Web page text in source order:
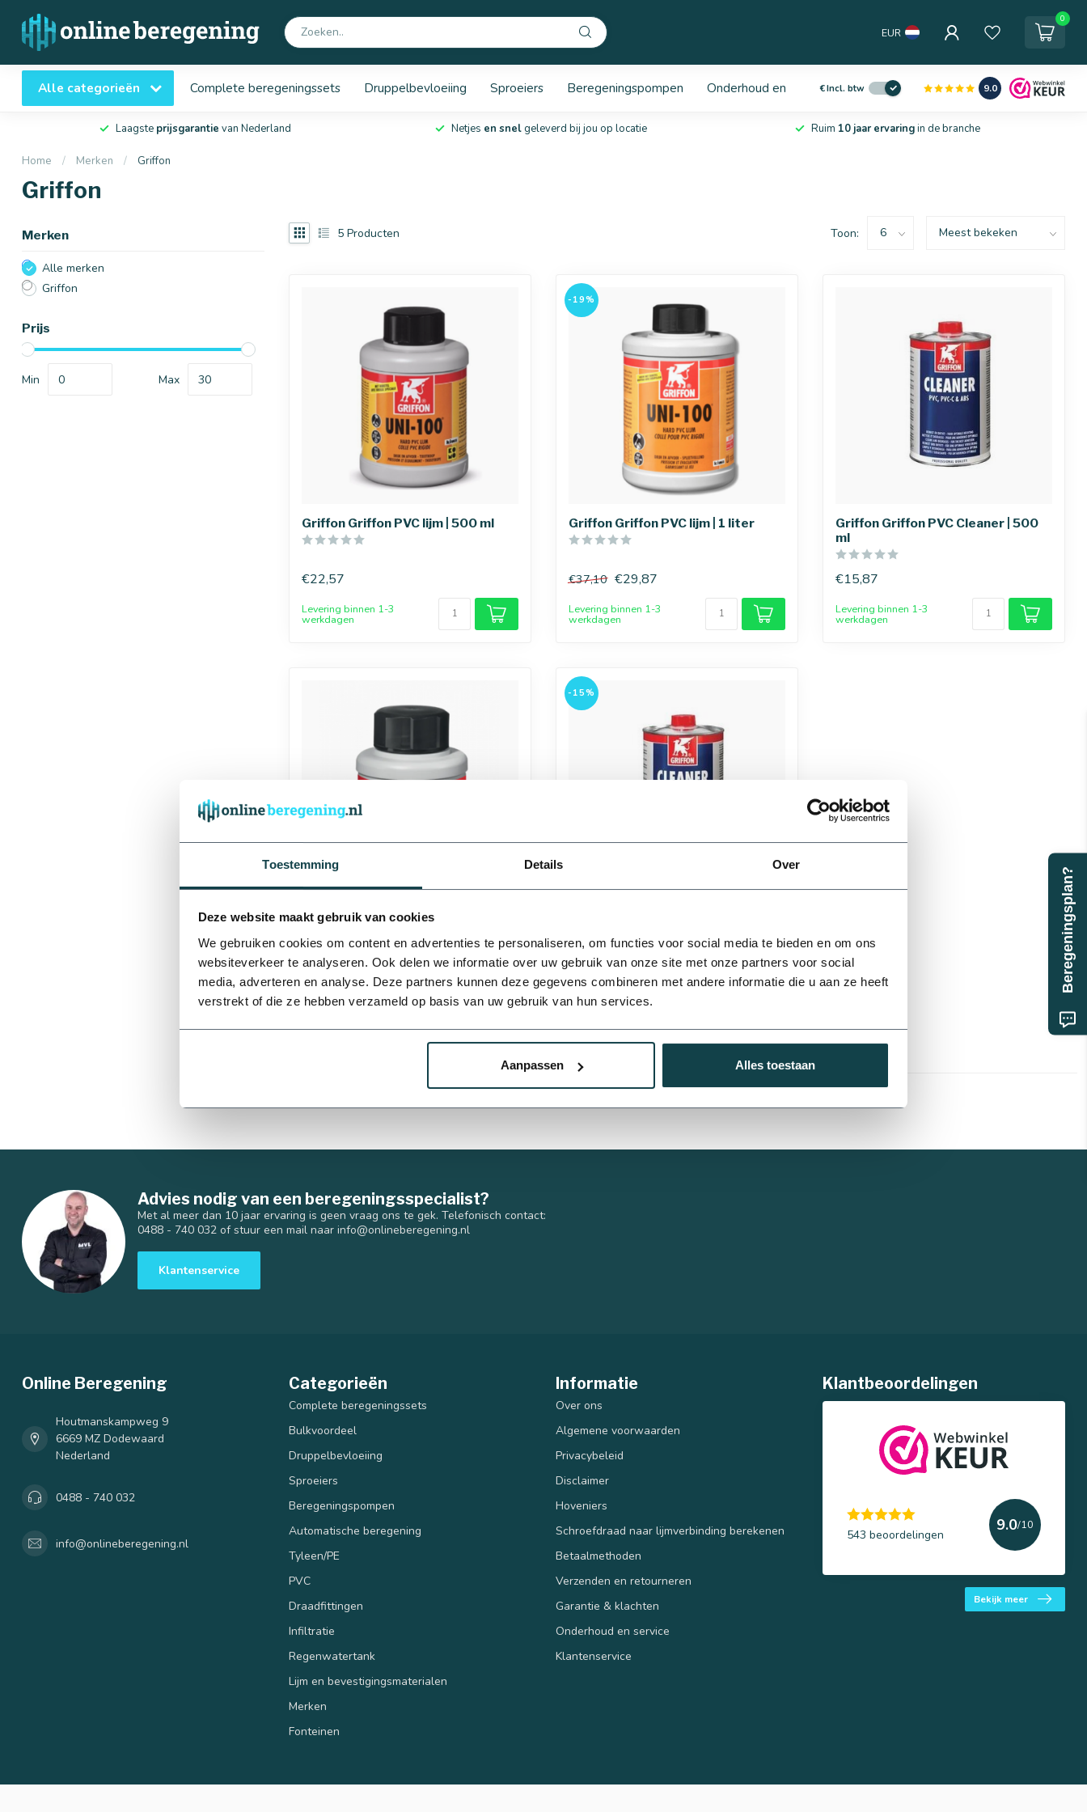
Toestemming Details Over
Deze website maakt gebruik van cookies
We gebruiken cookies om content en advertenties te personaliseren, om functies voor social media te bieden en om ons
websiteverkeer te analyseren. Ook delen we informatie over uw gebruik van onze site met onze partners voor social
media, adverteren en analyse. Deze partners kunnen deze gegevens combineren met andere informatie die u aan ze heeft
verstrekt of die ze hebben verzameld op basis van uw gebruik van hun services.
Aanpassen Alles toestaan
EUR
0
Alle categorieën Complete beregeningssets Druppelbevloeiing Sproeiers Beregeningspompen Onderhoud en service
€Incl. btw 9.0
Laagste prijsgarantie van Nederland Netjes en snelgeleverd bij jou op locatie Ruim 10 jaar ervaringin de branche
Home / Merken / Griffon
Griffon
Merken
Alle merken
Griffon
Prijs
Min Max
5 Producten Toon:
Griffon Griffon PVC lijm | 500 ml
€22,57
Levering binnen 1-3
werkdagen
-19%
Griffon Griffon PVC lijm | 1 liter
€37,10 €29,87
Levering binnen 1-3
werkdagen
Griffon Griffon PVC Cleaner | 500
ml
€15,87
Levering binnen 1-3
werkdagen
Griffon Griffon PVC lijm | 250 ml
€12,21
-15%
€26,62 €22,64
Stukprijs: €13,86 /
Levering binnen 1-3
40 mm 50 mm 63 mm
Advies nodig van een beregeningsspecialist?
Met al meer dan 10 jaar ervaring is geen vraag ons te gek. Telefonisch contact:
0488 - 740 032 of stuur een mail naar info@onlineberegening.nl
Klantenservice
Online Beregening
Houtmanskampweg 9
6669 MZ Dodewaard
Nederland
0488 - 740 032
info@onlineberegening.nl
Categorieën
Complete beregeningssets
Bulkvoordeel
Druppelbevloeiing
Sproeiers
Beregeningspompen
Automatische beregening
Tyleen/PE
PVC
Draadfittingen
Infiltratie
Regenwatertank
Lijm en bevestigingsmaterialen
Merken
Fonteinen
Informatie
Over ons
Algemene voorwaarden
Privacybeleid
Disclaimer
Hoveniers
Schroefdraad naar lijmverbinding berekenen
Betaalmethoden
Verzenden en retourneren
Garantie & klachten
Onderhoud en service
Klantenservice
Klantbeoordelingen
543 beoordelingen
9.0/10
Bekijk meer
Beregeningsplan?